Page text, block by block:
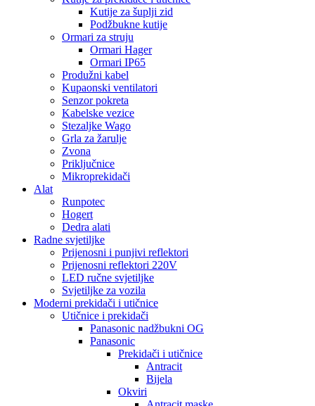
Kutije za šuplji zid
Podžbukne kutije
Ormari za struju
Ormari Hager
Ormari IP65
Produžni kabel
Kupaonski ventilatori
Senzor pokreta
Kabelske vezice
Stezaljke Wago
Grla za žarulje
Zvona
Priključnice
Mikroprekidači
Alat
Runpotec
Hogert
Dedra alati
Radne svjetiljke
Prijenosni i punjivi reflektori
Prijenosni reflektori 220V
LED ručne svjetiljke
Svjetiljke za vozila
Moderni prekidači i utičnice
Utičnice i prekidači
Panasonic nadžbukni OG
Panasonic
Prekidači i utičnice
Antracit
Bijela
Okviri